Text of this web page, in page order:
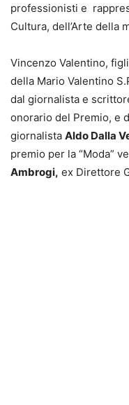
professionisti e
Cultura, dell’Arte della
Vincenzo Valentino,
della Mario Valentino
dal giornalista e
onorario del Premio, e
giornalista Aldo Dalla
premio per la “Moda”
Ambrogi, ex Direttore